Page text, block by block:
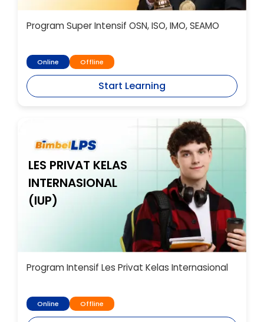
Program Super Intensif OSN, ISO, IMO, SEAMO
Online Offline
Start Learning
LES PRIVAT KELAS
INTERNASIONAL
(IUP)
Program Intensif Les Privat Kelas Internasional
Online Offline